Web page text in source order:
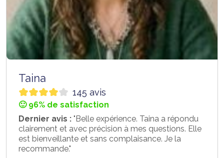
Taina
145 avis
🙂 96% de satisfaction
Dernier avis : "Belle expérience. Taina a répondu
clairement et avec précision à mes questions. Elle
est bienveillante et sans complaisance. Je la
recommande."